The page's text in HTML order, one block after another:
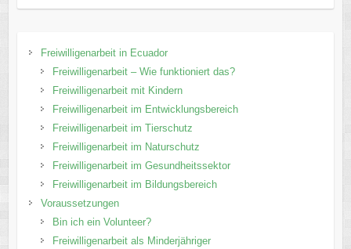
Freiwilligenarbeit in Ecuador
Freiwilligenarbeit – Wie funktioniert das?
Freiwilligenarbeit mit Kindern
Freiwilligenarbeit im Entwicklungsbereich
Freiwilligenarbeit im Tierschutz
Freiwilligenarbeit im Naturschutz
Freiwilligenarbeit im Gesundheitssektor
Freiwilligenarbeit im Bildungsbereich
Voraussetzungen
Bin ich ein Volunteer?
Freiwilligenarbeit als Minderjähriger